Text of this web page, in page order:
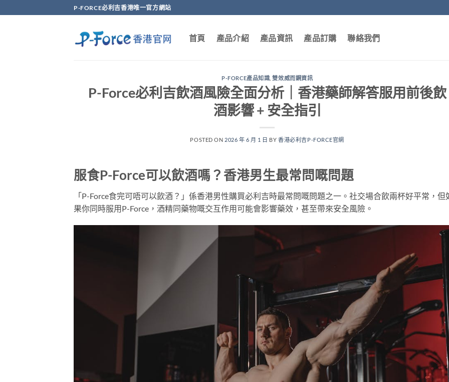
to
P-FORCE必利吉香港唯一官方網站
首頁 產品介紹 產品資訊 產品訂購 聯絡我們
P-FORCE產品知識 ,雙效威而鋼資訊
P-Force必利吉飲酒風險全面分析｜香港藥師解答服用前後飲
酒影響 + 安全指引
POSTED ON 2026 年 6 月 1 日 BY香港必利吉P-FORCE官網
服食P-Force可以飲酒嗎？香港男生最常問嘅問題
「P-Force食完可唔可以飲酒？」係香港男性購買必利吉時最常問嘅問題之一。社交場合飲兩杯好平常，但
果你同時服用P-Force，酒精同藥物嘅交互作用可能會影響藥效，甚至帶來安全風險。